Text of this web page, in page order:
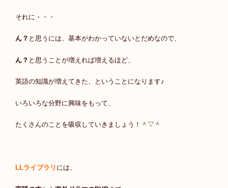
それに・・・
ん？ と思うには、基本がわかっていないとだめなので、
ん？ と思うことが増えれば増えるほど、
英語の知識が増えてきた、ということになります♪
いろいろな分野に興味をもって、
たくさんのことを吸収していきましょう！＾▽＾
LLライブラリ には、